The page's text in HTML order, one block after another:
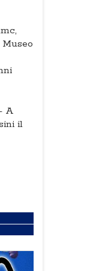
A
il